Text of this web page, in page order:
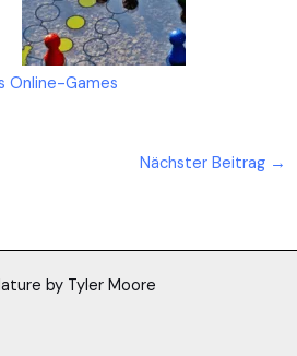
Online-Games
Nächster Beitrag →
by Tyler Moore